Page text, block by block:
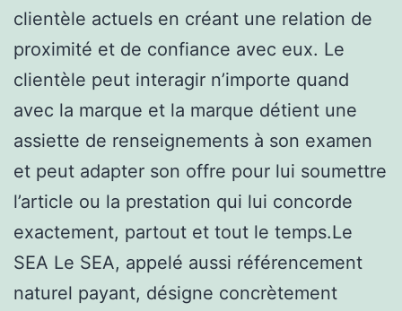
clientèle actuels en créant une relation de
proximité et de confiance avec eux. Le
clientèle peut interagir n’importe quand
avec la marque et la marque détient une
assiette de renseignements à son examen
et peut adapter son offre pour lui soumettre
l’article ou la prestation qui lui concorde
exactement, partout et tout le temps.Le
SEA Le SEA, appelé aussi référencement
naturel payant, désigne concrètement